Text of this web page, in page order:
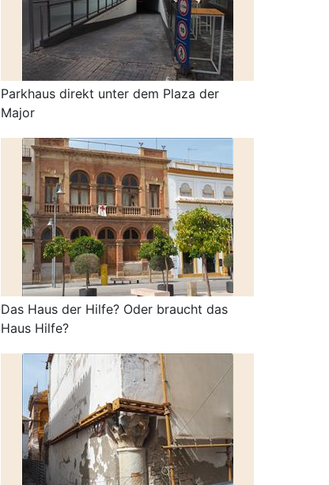
Parkhaus direkt unter dem Plaza der
Major
Das Haus der Hilfe? Oder braucht das
Haus Hilfe?